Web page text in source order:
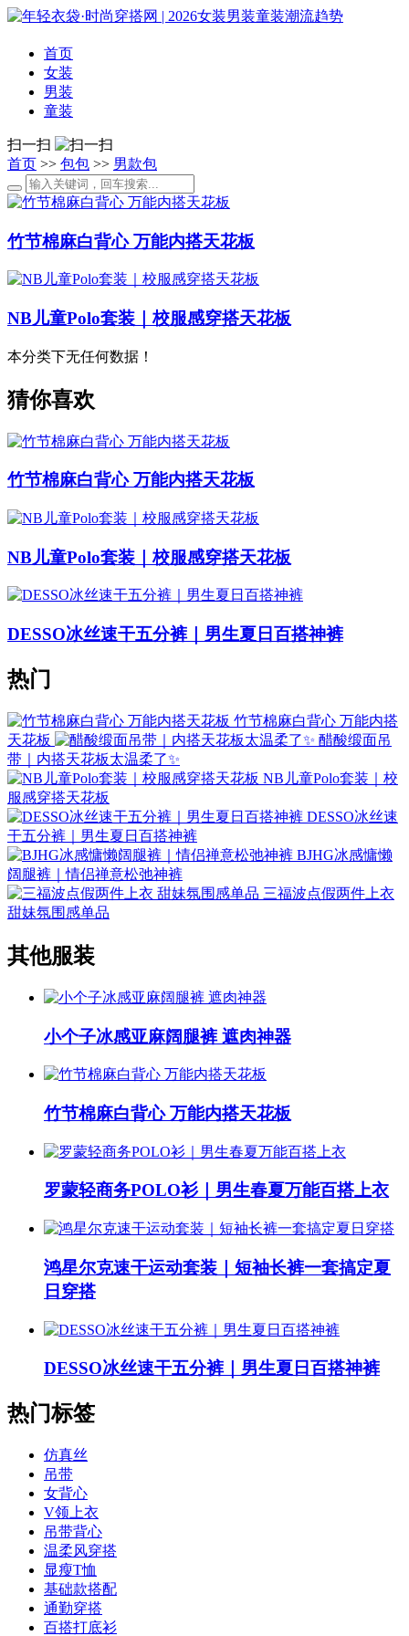
首页
女装
男装
童装
扫一扫
首页 >> 包包 >> 男款包
竹节棉麻白背心 万能内搭天花板
NB儿童Polo套装｜校服感穿搭天花板
本分类下无任何数据！
猜你喜欢
竹节棉麻白背心 万能内搭天花板
NB儿童Polo套装｜校服感穿搭天花板
DESSO冰丝速干五分裤｜男生夏日百搭神裤
热门
竹节棉麻白背心 万能内搭
天花板
醋酸缎面吊
带｜内搭天花板太温柔了✨
NB儿童Polo套装｜校
服感穿搭天花板
DESSO冰丝速
干五分裤｜男生夏日百搭神裤
BJHG冰感慵懒
阔腿裤｜情侣禅意松弛神裤
三福波点假两件上衣
甜妹氛围感单品
其他服装
小个子冰感亚麻阔腿裤 遮肉神器
竹节棉麻白背心 万能内搭天花板
罗蒙轻商务POLO衫｜男生春夏万能百搭上衣
鸿星尔克速干运动套装｜短袖长裤一套搞定夏
日穿搭
DESSO冰丝速干五分裤｜男生夏日百搭神裤
热门标签
仿真丝
吊带
女背心
V领上衣
吊带背心
温柔风穿搭
显瘦T恤
基础款搭配
通勤穿搭
百搭打底衫